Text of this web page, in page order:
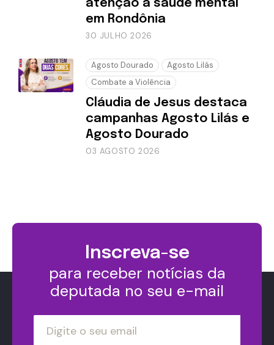
atenção à saúde mental
em Rondônia
30 JULHO 2026
Agosto Dourado
Agosto Lilás
Combate a Violência
Cláudia de Jesus destaca
campanhas Agosto Lilás e
Agosto Dourado
03 AGOSTO 2026
Inscreva-se
para receber notícias da
deputada no seu e-mail